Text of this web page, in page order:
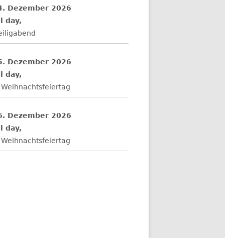
Dezember 2026
day,
Dezember 2026
day,
Weihnachtsfeiertag
Dezember 2026
day,
Weihnachtsfeiertag